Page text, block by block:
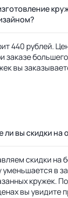
440 рублей.
заказе
вы
ли вы скидки на
скидки на
уменьшается в
кружек.
вы увидите